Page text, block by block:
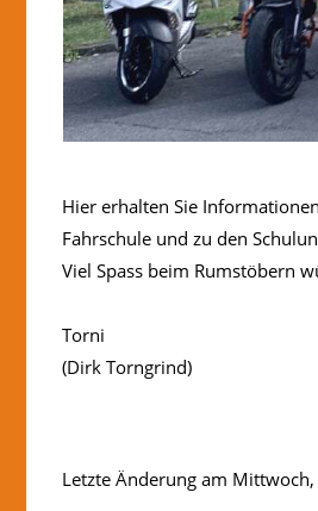
Hier erhalten Sie
Fahrschule und zu den
Viel Spass beim Rumstöbern
Torni
(Dirk Torngrind)
Letzte Änderung am Mittwoch,